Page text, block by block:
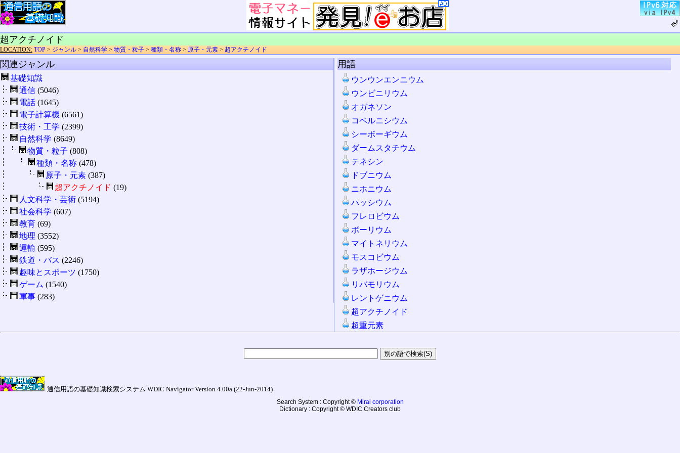
超アクチノイド
LOCATION: TOP > ジャンル > 自然科学 > 物質・粒子 > 種類・名称 > 原子・元素 > 超アクチノイド
関連ジャンル
基礎知識
通信 (5046)
電話 (1645)
電子計算機 (6561)
技術・工学 (2399)
自然科学 (8649)
物質・粒子 (808)
種類・名称 (478)
原子・元素 (387)
超アクチノイド (19)
人文科学・芸術 (5194)
社会科学 (607)
教育 (69)
地理 (3552)
運輸 (595)
鉄道・バス (2246)
趣味とスポーツ (1750)
ゲーム (1540)
軍事 (283)
用語
ウンウンエンニウム
ウンビニリウム
オガネソン
コペルニシウム
シーボーギウム
ダームスタチウム
テネシン
ドブニウム
ニホニウム
ハッシウム
フレロビウム
ボーリウム
マイトネリウム
モスコビウム
ラザホージウム
リバモリウム
レントゲニウム
超アクチノイド
超重元素
通信用語の基礎知識検索システム WDIC Navigator Version 4.00a (22-Jun-2014)
Search System : Copyright © Mirai corporation
Dictionary : Copyright © WDIC Creators club